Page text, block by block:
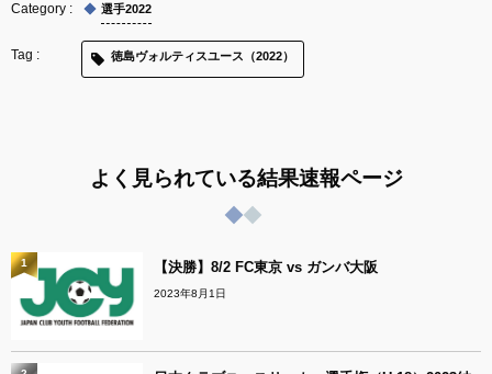
選手2022
徳島ヴォルティスユース（2022）
よく見られている結果速報ページ
【決勝】8/2 FC東京 vs ガンバ大阪
2023年8月1日
1